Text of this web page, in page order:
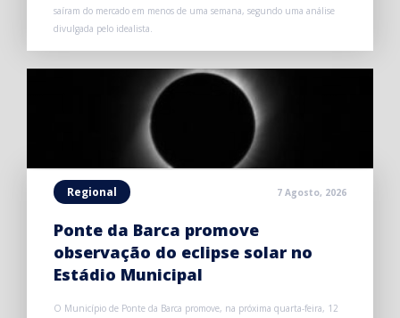
saíram do mercado em menos de uma semana, segundo uma análise
divulgada pelo idealista.
Regional 7 Agosto, 2026
Ponte da Barca promove
observação do eclipse solar no
Estádio Municipal
O Município de Ponte da Barca promove, na próxima quarta-feira, 12